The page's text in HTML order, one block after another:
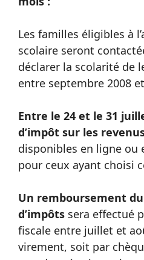
Les familles éligibles à
scolaire seront
déclarer la scolarité de
entre septembre 2008
Entre le 24 et le 31
d’impôt sur les
disponibles en ligne ou
pour ceux ayant choisi
Un remboursement
d’impôts sera effectué
fiscale entre juillet et
virement, soit par